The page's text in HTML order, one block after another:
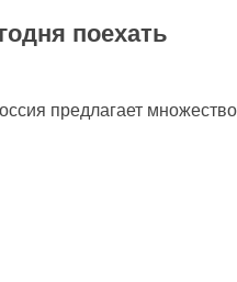
поехать
предлагает множество